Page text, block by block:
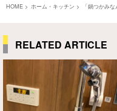
HOME ホーム・キッチン
「鍋つかみ
RELATED ARTICLE